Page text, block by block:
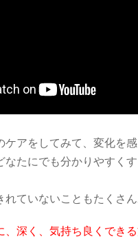
ケアをしてみて、変化を
なたにでも分かりやすく
ていないこともたくさん
、深く、気持ち良くでき